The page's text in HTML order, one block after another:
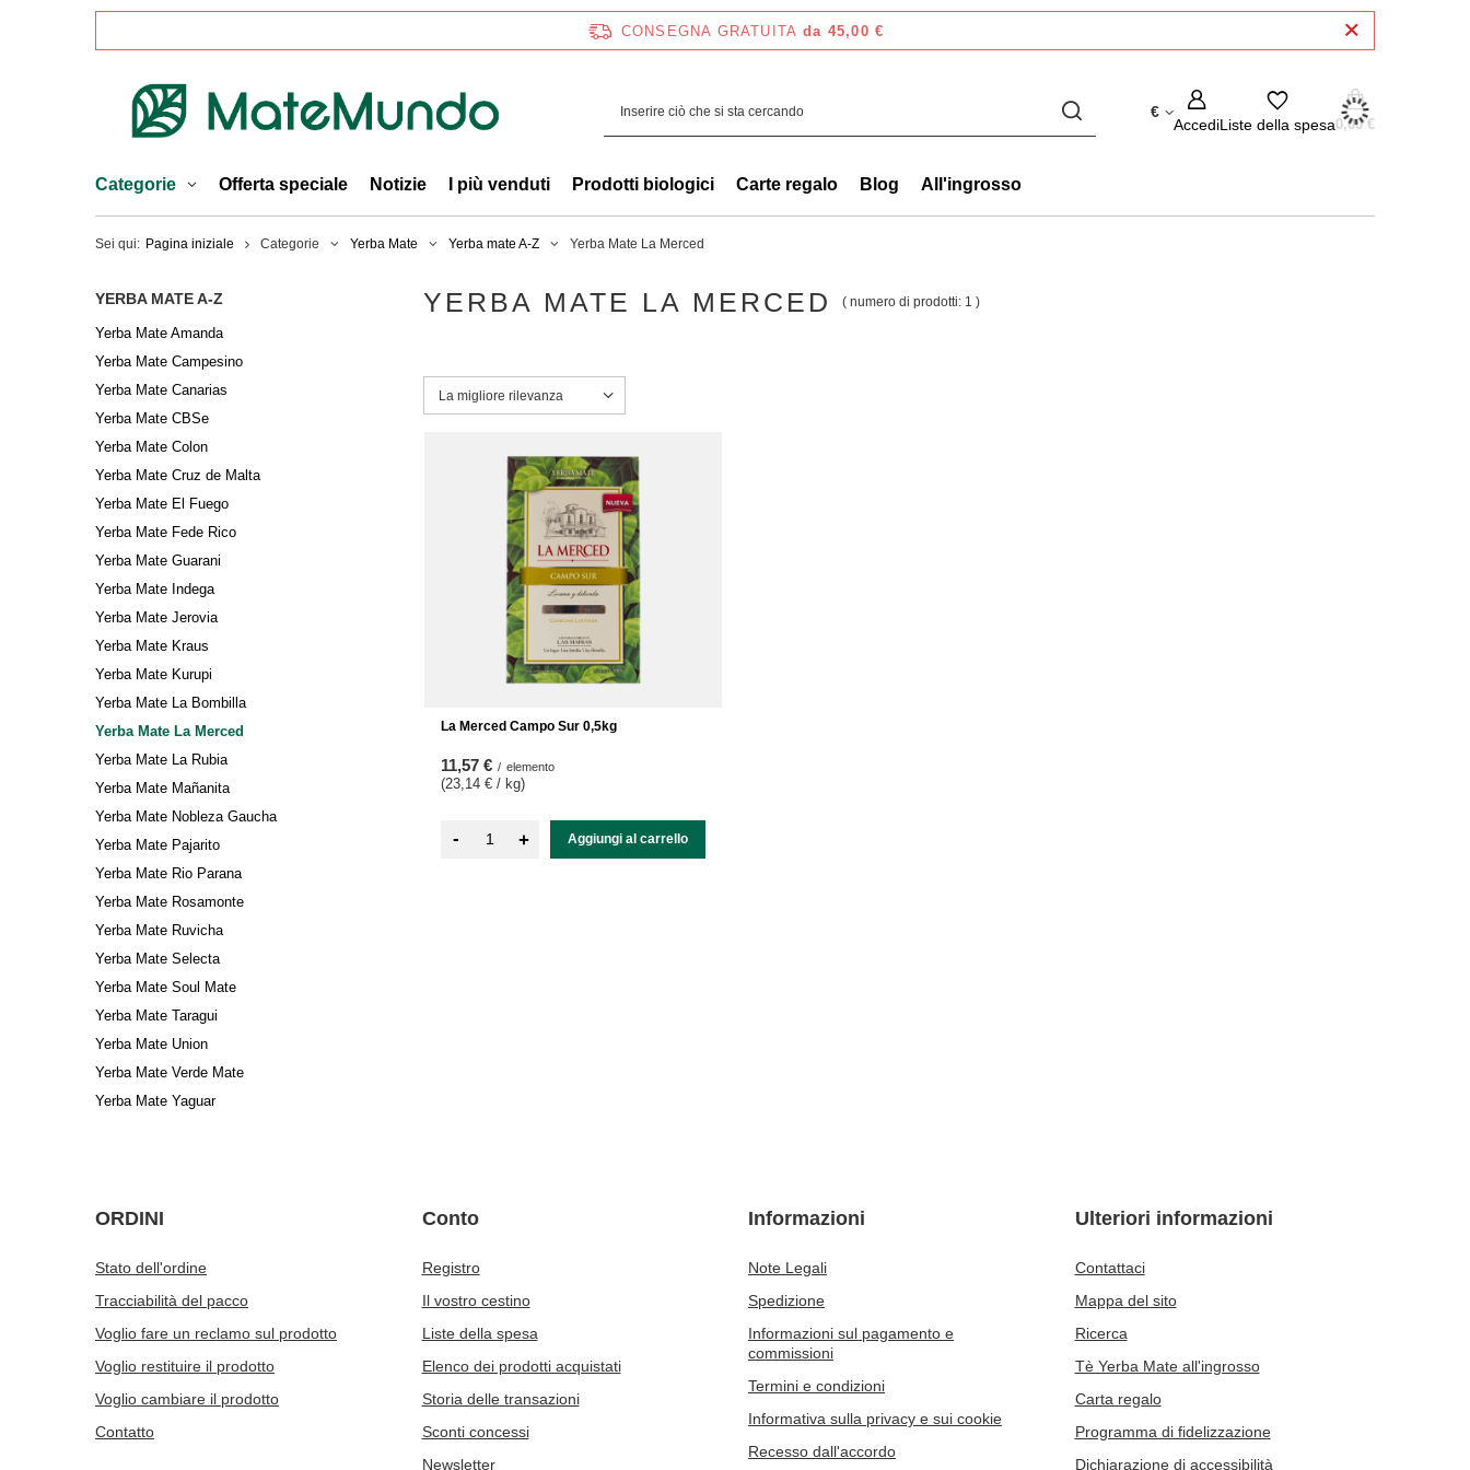
CONSEGNA GRATUITA da 45,00 €
€
AccediListe della spesa0,00 €
Categorie Offerta speciale Notizie I più venduti Prodotti biologici Carte regalo Blog All'ingrosso
Sei qui: Pagina iniziale Categorie Yerba Mate Yerba mate A-Z Yerba Mate La Merced
YERBA MATE A-Z
Yerba Mate Amanda
Yerba Mate Campesino
Yerba Mate Canarias
Yerba Mate CBSe
Yerba Mate Colon
Yerba Mate Cruz de Malta
Yerba Mate El Fuego
Yerba Mate Fede Rico
Yerba Mate Guarani
Yerba Mate Indega
Yerba Mate Jerovia
Yerba Mate Kraus
Yerba Mate Kurupi
Yerba Mate La Bombilla
Yerba Mate La Merced
Yerba Mate La Rubia
Yerba Mate Mañanita
Yerba Mate Nobleza Gaucha
Yerba Mate Pajarito
Yerba Mate Rio Parana
Yerba Mate Rosamonte
Yerba Mate Ruvicha
Yerba Mate Selecta
Yerba Mate Soul Mate
Yerba Mate Taragui
Yerba Mate Union
Yerba Mate Verde Mate
Yerba Mate Yaguar
YERBA MATE LA MERCED ( numero di prodotti: 1 )
Modifica ordinamento
La migliore rilevanza
La Merced Campo Sur 0,5kg
11,57 € / elemento
(23,14 € / kg)
- + Aggiungi al carrello
ORDINI
Stato dell'ordine
Tracciabilità del pacco
Voglio fare un reclamo sul prodotto
Voglio restituire il prodotto
Voglio cambiare il prodotto
Contatto
Conto
Registro
Il vostro cestino
Liste della spesa
Elenco dei prodotti acquistati
Storia delle transazioni
Sconti concessi
Newsletter
Informazioni
Note Legali
Spedizione
Informazioni sul pagamento e
commissioni
Termini e condizioni
Informativa sulla privacy e sui cookie
Recesso dall'accordo
Ulteriori informazioni
Contattaci
Mappa del sito
Ricerca
Tè Yerba Mate all'ingrosso
Carta regalo
Programma di fidelizzazione
Dichiarazione di accessibilità